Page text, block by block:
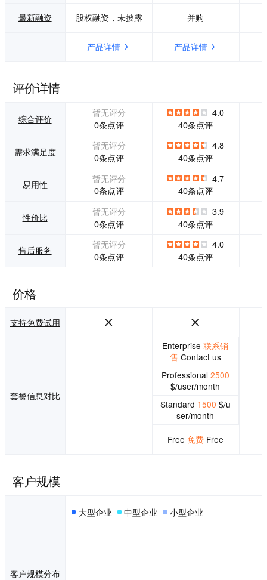
数据自适应压缩技
件操作，图形移
主流CAD图纸格式
和操作习惯，设计
师零成本学习快速
上手。内置建筑接
口，深度兼容主流
建筑、水、暖、电
等专业软件的高版
本自定义对象，企
业老旧版本图纸资
源高效复用。
装CAD模型、数据
系统和计算机辅助
方。在一个设计团
队的每个人都看到
了，在同一时刻掌
握CAD数据，避免
混乱的签出，文
件，和覆盖对方的
工作。作为一个完
整的云产品，也消
除了安装Onshape
的麻烦，许可证代
码和服务器，服务
包，和附加的PDM
系统。
最新融资 股权融资，未披露 并购
产品详情 产品详情
评价详情
综合评价
暂无评分
0条点评
4.0
40条点评
需求满足度
暂无评分
0条点评
4.8
40条点评
易用性
暂无评分
0条点评
4.7
40条点评
性价比
暂无评分
0条点评
3.9
40条点评
售后服务
暂无评分
0条点评
4.0
40条点评
价格
支持免费试用
套餐信息对比 -
Enterprise联系销
售 Contact us
Professional 2500
$/user/month
Standard 1500 $/u
ser/month
Free免费 Free
客户规模
客户规模分布
大型企业 中型企业 小型企业
- -